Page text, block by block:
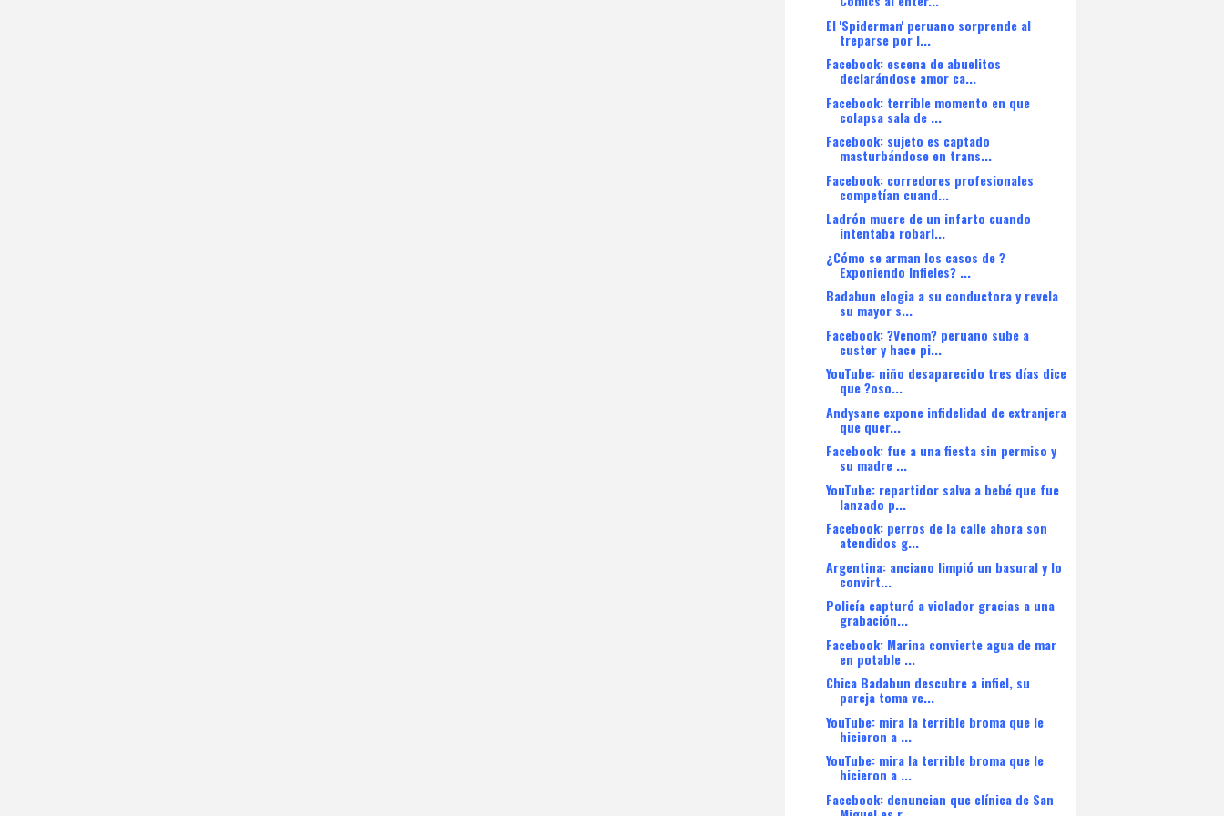
El 'Spiderman' peruano sorprende al
treparse por l...
Facebook: escena de abuelitos
declarándose amor ca...
Facebook: terrible momento en que
colapsa sala de ...
Facebook: sujeto es captado
masturbándose en trans...
Facebook: corredores profesionales
competían cuand...
Ladrón muere de un infarto cuando
intentaba robarl...
¿Cómo se arman los casos de ?
Exponiendo Infieles? ...
Badabun elogia a su conductora y revela
su mayor s...
Facebook: ?Venom? peruano sube a
custer y hace pi...
YouTube: niño desaparecido tres días dice
que ?oso...
Andysane expone infidelidad de extranjera
que quer...
Facebook: fue a una fiesta sin permiso y
su madre ...
YouTube: repartidor salva a bebé que fue
lanzado p...
Facebook: perros de la calle ahora son
atendidos g...
Argentina: anciano limpió un basural y lo
convirt...
Policía capturó a violador gracias a una
grabación...
Facebook: Marina convierte agua de mar
en potable ...
Chica Badabun descubre a infiel, su
pareja toma ve...
YouTube: mira la terrible broma que le
hicieron a ...
YouTube: mira la terrible broma que le
hicieron a ...
Facebook: denuncian que clínica de San